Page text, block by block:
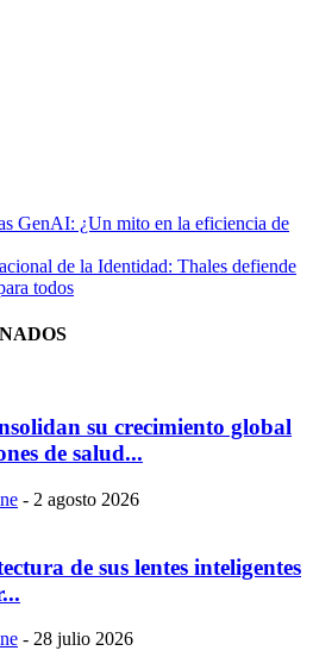
GenAI: ¿Un mito en la eficiencia de
de la Identidad: Thales defiende
todos
su crecimiento global
de salud...
- 2 agosto 2026
de sus lentes inteligentes
- 28 julio 2026